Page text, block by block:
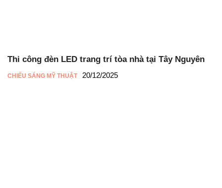
Thi công đèn LED trang trí tòa nhà tại Tây Nguyên
CHIẾU SÁNG MỸ THUẬT 20/12/2025